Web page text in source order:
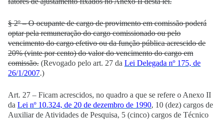
§ 2º – O ocupante de cargo de provimento em comissão poderá
optar pela remuneração do cargo comissionado ou pelo
vencimento do cargo efetivo ou da função pública acrescido de
20% (vinte por cento) do valor do vencimento do cargo em
comissão. (Revogado pelo art. 27 da Lei Delegada nº 175, de
26/1/2007.)
Art. 27 – Ficam acrescidos, no quadro a que se refere o Anexo II
da Lei nº 10.324, de 20 de dezembro de 1990, 10 (dez) cargos de
Auxiliar de Atividades de Pesquisa, 5 (cinco) cargos de Técnico